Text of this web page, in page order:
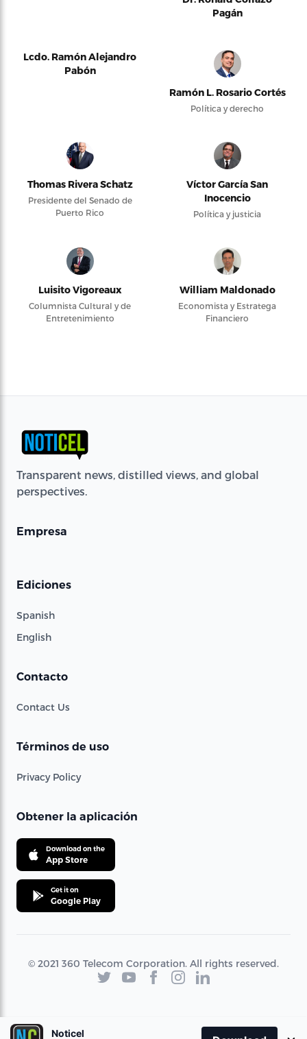
Pagán
Lcdo. Ramón Alejandro
Pabón
Ramón L. Rosario Cortés
Política y derecho
Thomas Rivera Schatz
Presidente del Senado de
Puerto Rico
Víctor García San
Inocencio
Política y justicia
Luisito Vigoreaux
Columnista Cultural y de
Entretenimiento
William Maldonado
Economista y Estratega
Financiero
Transparent news, distilled views, and global
perspectives.
Empresa
Ediciones
Spanish
English
Contacto
Contact Us
Términos de uso
Privacy Policy
Obtener la aplicación
Download on the
App Store
Get it on
Google Play
© 2021 360 Telecom Corporation. All rights reserved.
Noticel